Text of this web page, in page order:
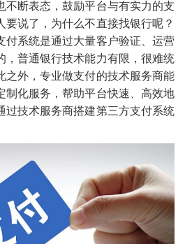
不断表态，鼓励平台与有实力的支
说了，为什么不直接找银行呢？
付系统是通过大量客户验证、运营
，普通银行技术能力有限，很难统
之外，专业做支付的技术服务商能
制化服务，帮助平台快速、高效地
过技术服务商搭建第三方支付系统